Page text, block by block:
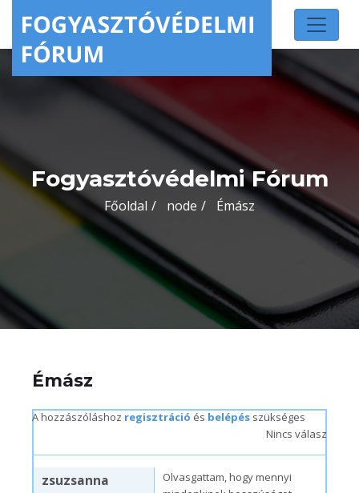
Fogyasztóvédelmi Fórum
Főoldal node Émász
Émász
A hozzászóláshoz regisztráció és belépés szükséges
Nincs válasz
zsuzsanna
Olvasgattam, hogy mennyi